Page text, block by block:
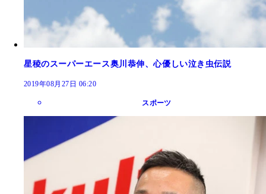
星稜のスーパーエース奥川恭伸、心優しい泣き虫伝説
2019年08月27日 06:20
スポーツ